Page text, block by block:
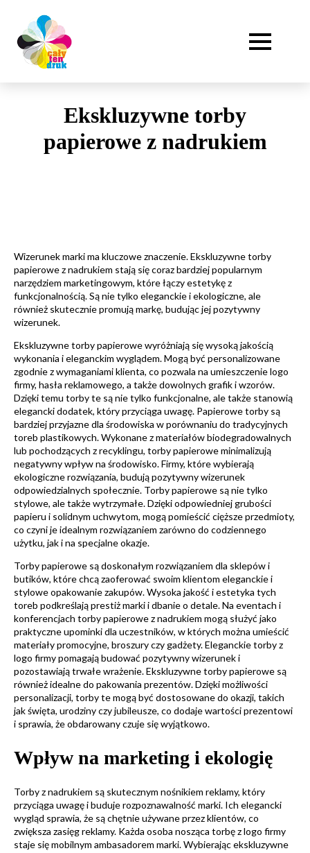
Ekskluzywne torby
papierowe z nadrukiem
Wizerunek marki ma kluczowe znaczenie. Ekskluzywne torby
papierowe z nadrukiem stają się coraz bardziej popularnym
narzędziem marketingowym, które łączy estetykę z
funkcjonalnością. Są nie tylko eleganckie i ekologiczne, ale
również skutecznie promują markę, budując jej pozytywny
wizerunek.
Ekskluzywne torby papierowe wyróżniają się wysoką jakością
wykonania i eleganckim wyglądem. Mogą być personalizowane
zgodnie z wymaganiami klienta, co pozwala na umieszczenie logo
firmy, hasła reklamowego, a także dowolnych grafik i wzorów.
Dzięki temu torby te są nie tylko funkcjonalne, ale także stanowią
elegancki dodatek, który przyciąga uwagę. Papierowe torby są
bardziej przyjazne dla środowiska w porównaniu do tradycyjnych
toreb plastikowych. Wykonane z materiałów biodegradowalnych
lub pochodzących z recyklingu, torby papierowe minimalizują
negatywny wpływ na środowisko. Firmy, które wybierają
ekologiczne rozwiązania, budują pozytywny wizerunek
odpowiedzialnych społecznie. Torby papierowe są nie tylko
stylowe, ale także wytrzymałe. Dzięki odpowiedniej grubości
papieru i solidnym uchwytom, mogą pomieścić cięższe przedmioty,
co czyni je idealnym rozwiązaniem zarówno do codziennego
użytku, jak i na specjalne okazje.
Torby papierowe są doskonałym rozwiązaniem dla sklepów i
butików, które chcą zaoferować swoim klientom eleganckie i
stylowe opakowanie zakupów. Wysoka jakość i estetyka tych
toreb podkreślają prestiż marki i dbanie o detale. Na eventach i
konferencjach torby papierowe z nadrukiem mogą służyć jako
praktyczne upominki dla uczestników, w których można umieścić
materiały promocyjne, broszury czy gadżety. Eleganckie torby z
logo firmy pomagają budować pozytywny wizerunek i
pozostawiają trwałe wrażenie. Ekskluzywne torby papierowe są
również idealne do pakowania prezentów. Dzięki możliwości
personalizacji, torby te mogą być dostosowane do okazji, takich
jak święta, urodziny czy jubileusze, co dodaje wartości prezentowi
i sprawia, że obdarowany czuje się wyjątkowo.
Wpływ na marketing i ekologię
Torby z nadrukiem są skutecznym nośnikiem reklamy, który
przyciąga uwagę i buduje rozpoznawalność marki. Ich elegancki
wygląd sprawia, że są chętnie używane przez klientów, co
zwiększa zasięg reklamy. Każda osoba nosząca torbę z logo firmy
staje się mobilnym ambasadorem marki. Wybierając ekskluzywne